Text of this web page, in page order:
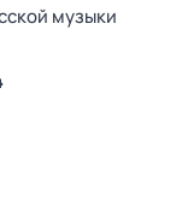
музыки